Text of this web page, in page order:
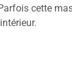
cette